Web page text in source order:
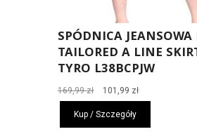
SPÓDNICA JEANSOWA
TAILORED A LINE
TYRO L38BCPJW
169,99zł
Pierwotna
cena
wynosiła:
169,99 zł.
101,99 złAktualna
cena
101,99 zł.
Kup / Szczegóły